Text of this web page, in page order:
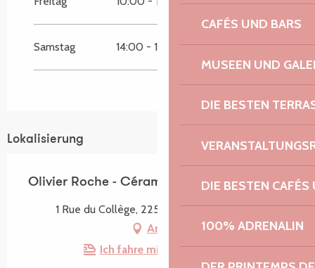
CAFÉS UND BARS
MUSEEN UND
DIE BESTEN
DIE BESTEN
100% ADRENALIN
Samstag 14:00 - 18:00
Lokalisierung
Olivier Roche - Céramiste potier
1 Rue du Collège, 22560 Pleumeur-Bodou
Anfahrt
Ich fahre mit dem Zug hin!